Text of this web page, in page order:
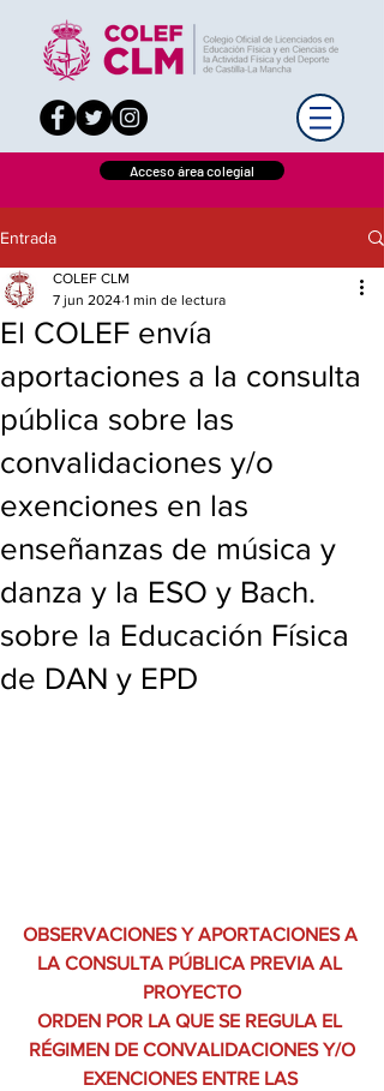
Acceso área colegial
Entrada
El COLEF envía
aportaciones a la consulta
pública sobre las
convalidaciones y/o
exenciones en las
enseñanzas de música y
danza y la ESO y Bach.
sobre la Educación Física
de DAN y EPD
COLEF CLM
7 jun 2024 1 min de lectura
OBSERVACIONES Y APORTACIONES A
LA CONSULTA PÚBLICA PREVIA AL
PROYECTO
ORDEN POR LA QUE SE REGULA EL
RÉGIMEN DE CONVALIDACIONES Y/O
EXENCIONES ENTRE LAS